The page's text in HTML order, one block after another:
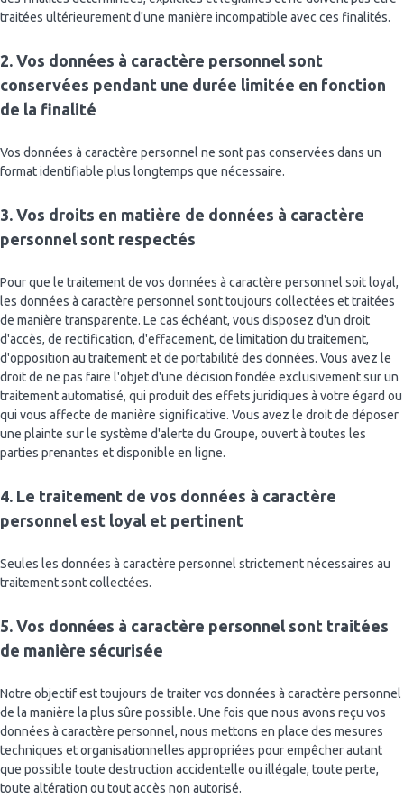
traitées ultérieurement d'une manière incompatible avec ces finalités.
2. Vos données à caractère personnel sont
conservées pendant une durée limitée en fonction
de la finalité
Vos données à caractère personnel ne sont pas conservées dans un
format identifiable plus longtemps que nécessaire.
3. Vos droits en matière de données à caractère
personnel sont respectés
Pour que le traitement de vos données à caractère personnel soit loyal,
les données à caractère personnel sont toujours collectées et traitées
de manière transparente. Le cas échéant, vous disposez d'un droit
d'accès, de rectification, d'effacement, de limitation du traitement,
d'opposition au traitement et de portabilité des données. Vous avez le
droit de ne pas faire l'objet d'une décision fondée exclusivement sur un
traitement automatisé, qui produit des effets juridiques à votre égard ou
qui vous affecte de manière significative. Vous avez le droit de déposer
une plainte sur le système d'alerte du Groupe, ouvert à toutes les
parties prenantes et disponible en ligne.
4. Le traitement de vos données à caractère
personnel est loyal et pertinent
Seules les données à caractère personnel strictement nécessaires au
traitement sont collectées.
5. Vos données à caractère personnel sont traitées
de manière sécurisée
Notre objectif est toujours de traiter vos données à caractère personnel
de la manière la plus sûre possible. Une fois que nous avons reçu vos
données à caractère personnel, nous mettons en place des mesures
techniques et organisationnelles appropriées pour empêcher autant
que possible toute destruction accidentelle ou illégale, toute perte,
toute altération ou tout accès non autorisé.